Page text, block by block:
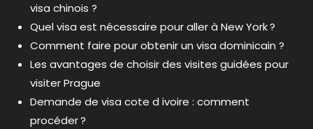
visa chinois ?
Quel visa est nécessaire pour aller à New York ?
Comment faire pour obtenir un visa dominicain ?
Les avantages de choisir des visites guidées pour
visiter Prague
Demande de visa cote d ivoire : comment
procéder ?